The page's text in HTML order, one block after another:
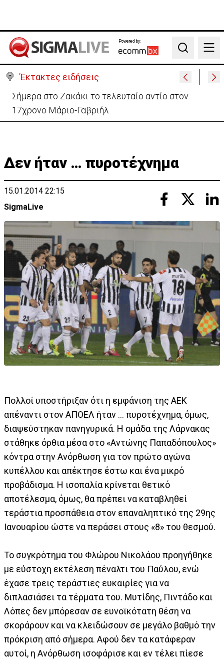
Powered by:
Search
Έκτακτες ειδήσεις
Σήμερα στο Ζακάκι το τελευταίο αντίο στον
17χρονο Μάριο-Γαβριήλ
Δεν ήταν … πυροτέχνημα
15.01.2014 22:15
SigmaLive
Πολλοί υποστήριξαν ότι η εμφάνιση της ΑΕΚ
απέναντι στον ΑΠΟΕΛ ήταν … πυροτέχνημα, όμως,
διαψεύστηκαν πανηγυρικά. Η ομάδα της Λάρνακας
στάθηκε όρθια μέσα στο «Αντώνης Παπαδόπουλος»
κόντρα στην Ανόρθωση για τον πρώτο αγώνα
κυπέλλου και απέκτησε έστω και ένα μικρό
προβάδισμα. Η ισοπαλία κρίνεται θετικό
αποτέλεσμα, όμως, θα πρέπει να καταβληθεί
τεράστια προσπάθεια στον επαναληπτικό της 29ης
Ιανουαρίου ώστε να περάσει στους «8» του θεσμού.
Το συγκρότημα του Φλώρου Νικολάου προηγήθηκε
με εύστοχη εκτέλεση πέναλτι του Παύλου, ενώ
έχασε τρεις τεράστιες ευκαιρίες για να
διπλασιάσει τα τέρματα του. Μυτίδης, Πιντάδο και
Λόπες δεν μπόρεσαν σε ευνοϊκότατη θέση να
σκοράρουν και να κλειδώσουν σε μεγάλο βαθμό την
πρόκριση από σήμερα. Αφού δεν τα κατάφεραν
αυτοί, η Ανόρθωση ισοφάρισε και εν τέλει πίεσε